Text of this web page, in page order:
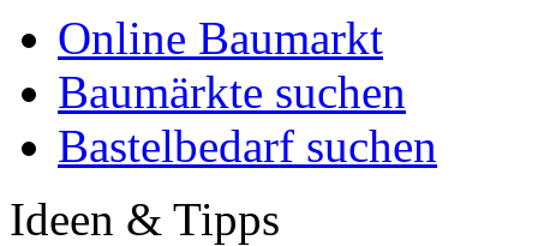
Online Baumarkt
Baumärkte suchen
Bastelbedarf suchen
Ideen & Tipps